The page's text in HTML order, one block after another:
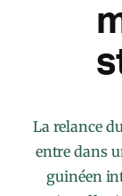
La relance
entre dans
guinéen